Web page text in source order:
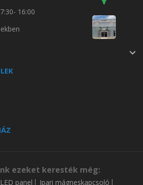
16:00
ezeket keresték még:
LED panel Ipari mágneskapcsoló